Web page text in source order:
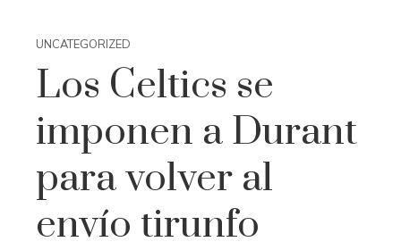
UNCATEGORIZED
Los Celtics se
imponen a Durant
para volver al
envío tirunfo